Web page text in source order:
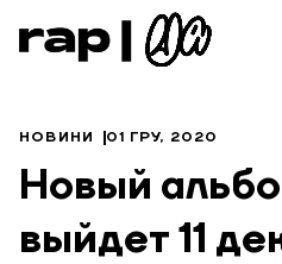
НОВИНИ 01 ГРУ, 2020
Новый
выйдет 11